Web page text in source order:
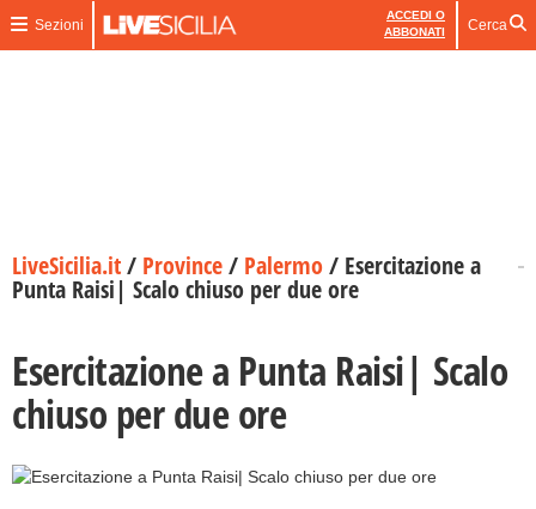
Sezioni
ACCEDI O
ABBONATI
Cerca
LiveSicilia.it/ Province/ Palermo/ Esercitazione a
Punta Raisi| Scalo chiuso per due ore
Esercitazione a Punta Raisi| Scalo
chiuso per due ore